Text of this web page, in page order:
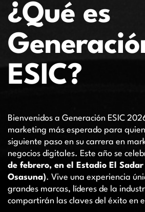
¿Qué es
ESIC?
Bienvenidos a Generación ESIC
marketing más esperado para
siguiente paso en su carrera en
negocios digitales. Este año se
de febrero, en el Estadio El
Osasuna). Vive una experiencia
grandes marcas, líderes de la
compartirán las claves del éxito en